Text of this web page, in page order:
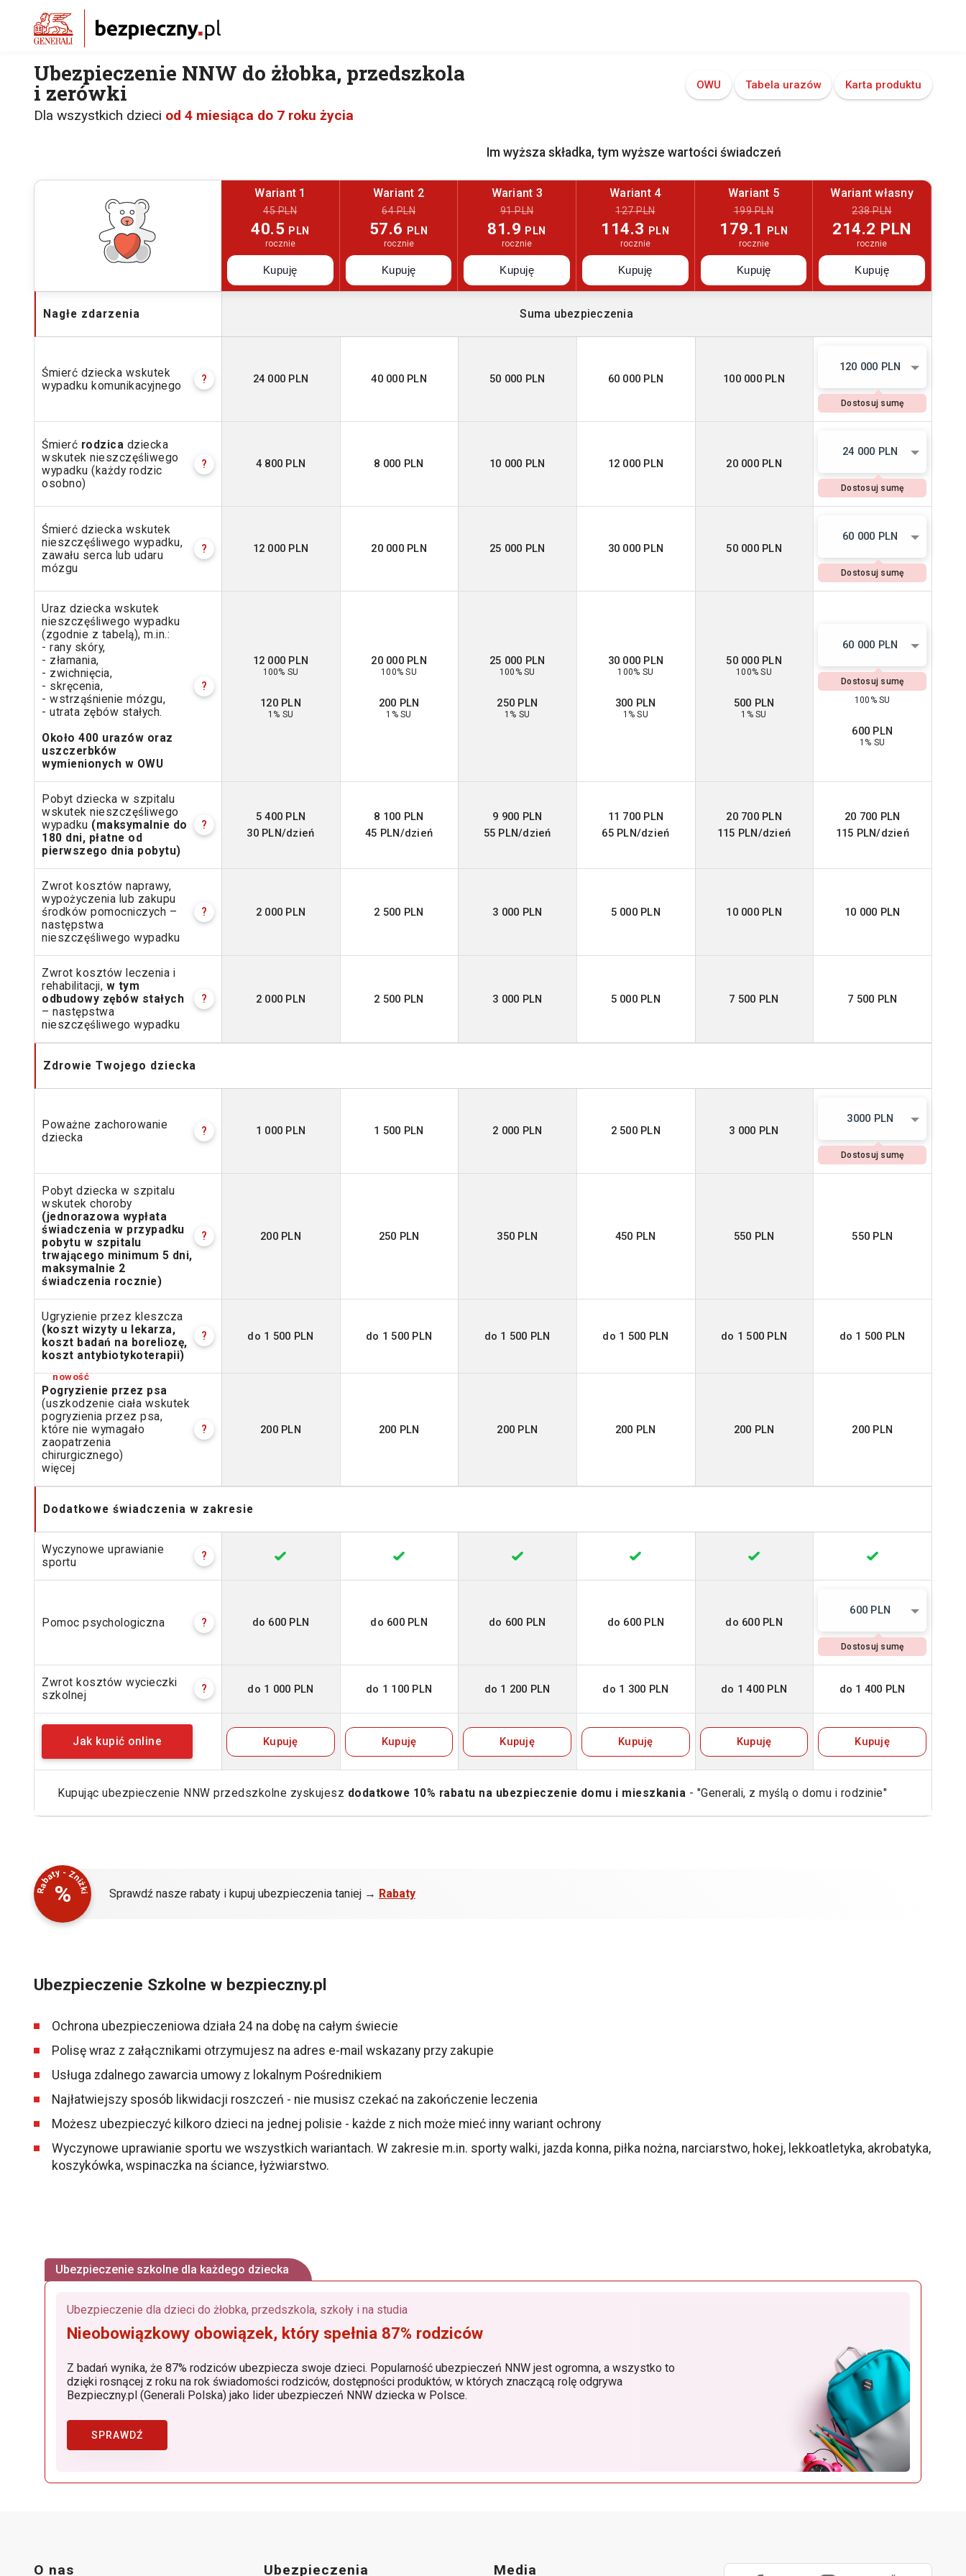
Ubezpieczenie NNW do żłobka, przedszkola
i zerówki
Dla wszystkich dzieci od 4 miesiąca do 7 roku życia
OWU Tabela urazów Karta produktu
Im wyższa składka, tym wyższe wartości świadczeń
Wariant 1
45 PLN
40.5 PLN
rocznie
Kupuję
Wariant 2
64 PLN
57.6 PLN
rocznie
Kupuję
Wariant 3
91 PLN
81.9 PLN
rocznie
Kupuję
Wariant 4
127 PLN
114.3 PLN
rocznie
Kupuję
Wariant 5
199 PLN
179.1 PLN
rocznie
Kupuję
Wariant własny
238 PLN
214.2 PLN
rocznie
Kupuję
Nagłe zdarzenia Suma ubezpieczenia
Śmierć dziecka wskutek
wypadku komunikacyjnego
? 24 000 PLN 40 000 PLN 50 000 PLN 60 000 PLN 100 000 PLN
120 000 PLN
Dostosuj sumę
Śmierć rodzica dziecka
wskutek nieszczęśliwego
wypadku (każdy rodzic
osobno)
? 4 800 PLN 8 000 PLN 10 000 PLN 12 000 PLN 20 000 PLN
24 000 PLN
Dostosuj sumę
Śmierć dziecka wskutek
nieszczęśliwego wypadku,
zawału serca lub udaru
mózgu
? 12 000 PLN 20 000 PLN 25 000 PLN 30 000 PLN 50 000 PLN
60 000 PLN
Dostosuj sumę
Uraz dziecka wskutek
nieszczęśliwego wypadku
(zgodnie z tabelą), m.in.:
- rany skóry,
- złamania,
- zwichnięcia,
- skręcenia,
- wstrząśnienie mózgu,
- utrata zębów stałych.
Około 400 urazów oraz
uszczerbków
wymienionych w OWU
?
12 000 PLN
100% SU
120 PLN
1% SU
20 000 PLN
100% SU
200 PLN
1% SU
25 000 PLN
100% SU
250 PLN
1% SU
30 000 PLN
100% SU
300 PLN
1% SU
50 000 PLN
100% SU
500 PLN
1% SU
60 000 PLN
Dostosuj sumę
100% SU
600 PLN
1% SU
Pobyt dziecka w szpitalu
wskutek nieszczęśliwego
wypadku (maksymalnie do
180 dni, płatne od
pierwszego dnia pobytu)
?
5 400 PLN
30 PLN/dzień
8 100 PLN
45 PLN/dzień
9 900 PLN
55 PLN/dzień
11 700 PLN
65 PLN/dzień
20 700 PLN
115 PLN/dzień
20 700 PLN
115 PLN/dzień
Zwrot kosztów naprawy,
wypożyczenia lub zakupu
środków pomocniczych –
następstwa
nieszczęśliwego wypadku
? 2 000 PLN 2 500 PLN 3 000 PLN 5 000 PLN 10 000 PLN 10 000 PLN
Zwrot kosztów leczenia i
rehabilitacji, w tym
odbudowy zębów stałych
– następstwa
nieszczęśliwego wypadku
? 2 000 PLN 2 500 PLN 3 000 PLN 5 000 PLN 7 500 PLN 7 500 PLN
Zdrowie Twojego dziecka
Poważne zachorowanie
dziecka
? 1 000 PLN 1 500 PLN 2 000 PLN 2 500 PLN 3 000 PLN
3000 PLN
Dostosuj sumę
Pobyt dziecka w szpitalu
wskutek choroby
(jednorazowa wypłata
świadczenia w przypadku
pobytu w szpitalu
trwającego minimum 5 dni,
maksymalnie 2
świadczenia rocznie)
? 200 PLN 250 PLN 350 PLN 450 PLN 550 PLN 550 PLN
Ugryzienie przez kleszcza
(koszt wizyty u lekarza,
koszt badań na boreliozę,
koszt antybiotykoterapii)
? do 1 500 PLN do 1 500 PLN do 1 500 PLN do 1 500 PLN do 1 500 PLN do 1 500 PLN
Pogryzienie przez psa
(uszkodzenie ciała wskutek
pogryzienia przez psa,
które nie wymagało
zaopatrzenia
chirurgicznego)
więcej
? 200 PLN 200 PLN 200 PLN 200 PLN 200 PLN 200 PLN
Dodatkowe świadczenia w zakresie
Wyczynowe uprawianie
sportu
?
Pomoc psychologiczna ? do 600 PLN do 600 PLN do 600 PLN do 600 PLN do 600 PLN
600 PLN
Dostosuj sumę
Zwrot kosztów wycieczki
szkolnej
? do 1 000 PLN do 1 100 PLN do 1 200 PLN do 1 300 PLN do 1 400 PLN do 1 400 PLN
Jak kupić online Kupuję Kupuję Kupuję Kupuję Kupuję Kupuję
Kupując ubezpieczenie NNW przedszkolne zyskujesz dodatkowe 10% rabatu na ubezpieczenie domu i mieszkania - "Generali, z myślą o domu i rodzinie"
%
Rabaty - Zniżki Sprawdź nasze rabaty i kupuj ubezpieczenia taniej → Rabaty
Ubezpieczenie Szkolne w bezpieczny.pl
Ochrona ubezpieczeniowa działa 24 na dobę na całym świecie
Polisę wraz z załącznikami otrzymujesz na adres e-mail wskazany przy zakupie
Usługa zdalnego zawarcia umowy z lokalnym Pośrednikiem
Najłatwiejszy sposób likwidacji roszczeń - nie musisz czekać na zakończenie leczenia
Możesz ubezpieczyć kilkoro dzieci na jednej polisie - każde z nich może mieć inny wariant ochrony
Wyczynowe uprawianie sportu we wszystkich wariantach. W zakresie m.in. sporty walki, jazda konna, piłka nożna, narciarstwo, hokej, lekkoatletyka, akrobatyka,
koszykówka, wspinaczka na ściance, łyżwiarstwo.
Ubezpieczenie szkolne dla każdego dziecka
Ubezpieczenie dla dzieci do żłobka, przedszkola, szkoły i na studia
Nieobowiązkowy obowiązek, który spełnia 87% rodziców
Z badań wynika, że 87% rodziców ubezpiecza swoje dzieci. Popularność ubezpieczeń NNW jest ogromna, a wszystko to
dzięki rosnącej z roku na rok świadomości rodziców, dostępności produktów, w których znaczącą rolę odgrywa
Bezpieczny.pl (Generali Polska) jako lider ubezpieczeń NNW dziecka w Polsce.
SPRAWDŹ
O nas Ubezpieczenia Media